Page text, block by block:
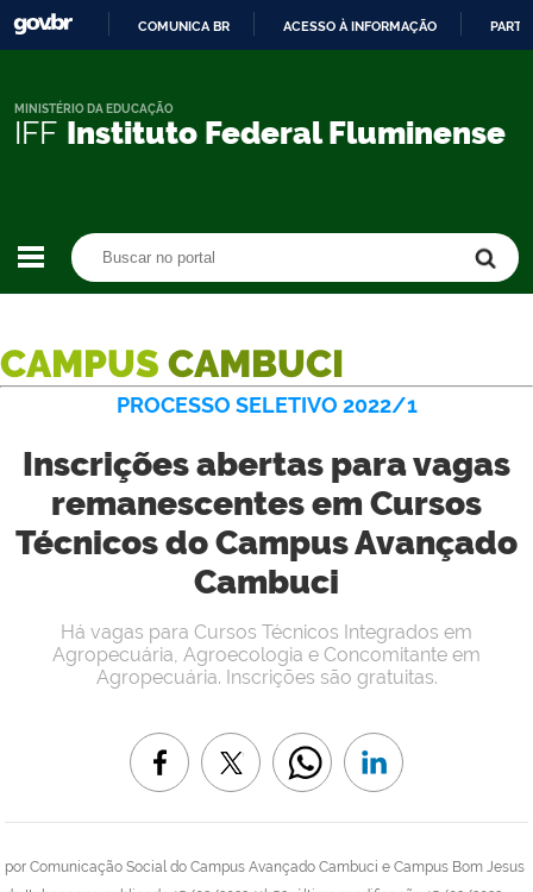
CONTEÚDO
COMUNICA BR ACESSO À INFORMAÇÃO
IFF Instituto Federal Fluminense
MINISTÉRIO DA EDUCAÇÃO
CAMPUS CAMBUCI
PROCESSO SELETIVO 2022/1
Inscrições abertas para vagas
remanescentes em Cursos
Técnicos do Campus Avançado
Cambuci
por Comunicação Social do Campus Avançado Cambuci e Campus Bom Jesus
Há vagas para Cursos Técnicos Integrados em
Agropecuária, Agroecologia e Concomitante em
Agropecuária. Inscrições são gratuitas.